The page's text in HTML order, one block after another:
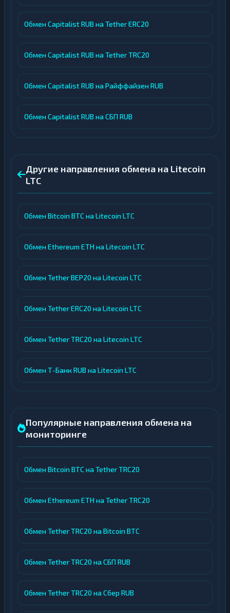
Обмен Capitalist RUB на Tether ERC20
Обмен Capitalist RUB на Tether TRC20
Обмен Capitalist RUB на Райффайзен RUB
Обмен Capitalist RUB на СБП RUB
Другие направления обмена на Litecoin
LTC
Обмен Bitcoin BTC на Litecoin LTC
Обмен Ethereum ETH на Litecoin LTC
Обмен Tether BEP20 на Litecoin LTC
Обмен Tether ERC20 на Litecoin LTC
Обмен Tether TRC20 на Litecoin LTC
Обмен Т-Банк RUB на Litecoin LTC
Популярные направления обмена на
мониторинге
Обмен Bitcoin BTC на Tether TRC20
Обмен Ethereum ETH на Tether TRC20
Обмен Tether TRC20 на Bitcoin BTC
Обмен Tether TRC20 на СБП RUB
Обмен Tether TRC20 на Сбер RUB